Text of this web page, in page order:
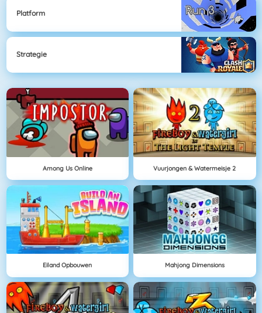
Platform
Strategie
Among Us Online Vuurjongen & Watermeisje 2
Eiland Opbouwen Mahjong Dimensions